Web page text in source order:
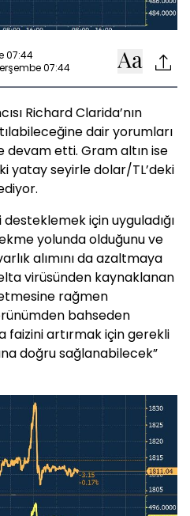
07:44
07:44
Richard Clarida’nın
dair yorumları
devam etti. Gram altın ise
yatay seyirle dolar/TL’deki
için uyguladığı
yolunda olduğunu ve
alımını da azaltmaya
virüsünden kaynaklanan
rağmen
bahseden
faizini artırmak için gerekli
doğru sağlanabilecek”